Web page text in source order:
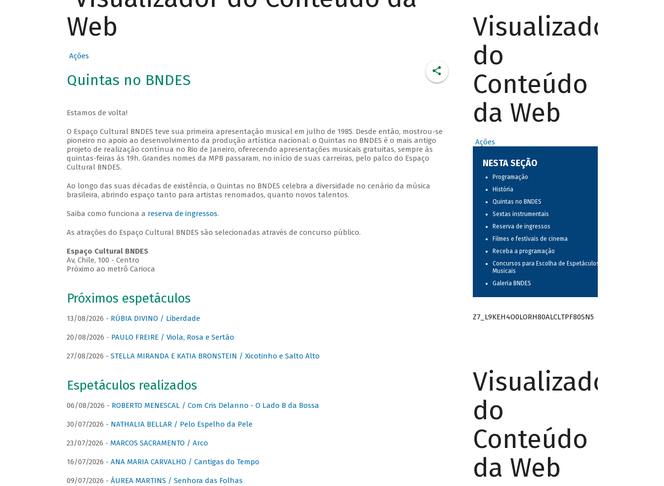
Web
Ações
Quintas no BNDES
Estamos de volta!
O Espaço Cultural BNDES teve sua primeira apresentação musical em julho de 1985. Desde então, mostrou-se
pioneiro no apoio ao desenvolvimento da produção artística nacional: o Quintas no BNDES é o mais antigo
projeto de realização contínua no Rio de Janeiro, oferecendo apresentações musicais gratuitas, sempre às
quintas-feiras às 19h. Grandes nomes da MPB passaram, no início de suas carreiras, pelo palco do Espaço
Cultural BNDES.
Ao longo das suas décadas de existência, o Quintas no BNDES celebra a diversidade no cenário da música
brasileira, abrindo espaço tanto para artistas renomados, quanto novos talentos.
Saiba como funciona a reserva de ingressos.
As atrações do Espaço Cultural BNDES são selecionadas através de concurso público.
Espaço Cultural BNDES
Av, Chile, 100 - Centro
Próximo ao metrô Carioca
Próximos espetáculos
13/08/2026 - RÚBIA DIVINO / Liberdade
20/08/2026 - PAULO FREIRE / Viola, Rosa e Sertão
27/08/2026 - STELLA MIRANDA E KATIA BRONSTEIN / Xicotinho e Salto Alto
Espetáculos realizados
06/08/2026 - ROBERTO MENESCAL / Com Cris Delanno - O Lado B da Bossa
30/07/2026 - NATHALIA BELLAR / Pelo Espelho da Pele
23/07/2026 - MARCOS SACRAMENTO / Arco
16/07/2026 - ANA MARIA CARVALHO / Cantigas do Tempo
09/07/2026 - ÁUREA MARTINS / Senhora das Folhas
Visualizador
do
Conteúdo
da Web
Ações
NESTA SEÇÃO
Programação
História
Quintas no BNDES
Sextas instrumentais
Reserva de ingressos
Filmes e festivais de cinema
Receba a programação
Concursos para Escolha de Espetáculos
Musicais
Galeria BNDES
Z7_L9KEH4O0LORH80ALCLTPF80SN5
Visualizador
do
Conteúdo
da Web